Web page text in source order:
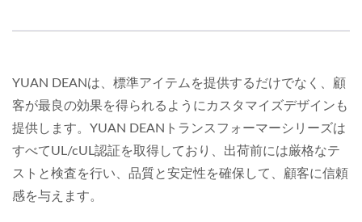
YUAN DEANは、標準アイテムを提供するだけでなく、顧
客が最良の効果を得られるようにカスタマイズデザインも
提供します。YUAN DEANトランスフォーマーシリーズは
すべてUL/cUL認証を取得しており、出荷前には厳格なテ
ストと検査を行い、品質と安定性を確保して、顧客に信頼
感を与えます。